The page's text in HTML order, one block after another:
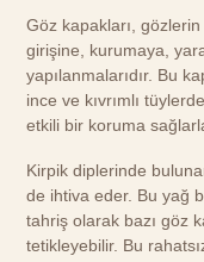
Göz kapakları,
girişine, kurumaya,
yapılanmalarıdır. Bu
ince ve kıvrımlı
etkili bir koruma
Kirpik diplerinde
de ihtiva eder. Bu yağ
tahriş olarak bazı göz
tetikleyebilir. Bu